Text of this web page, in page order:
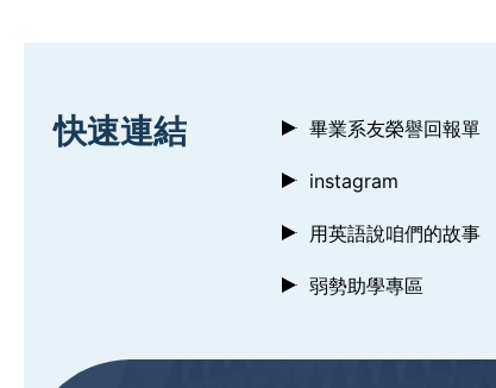
快速連結 畢業系友榮譽回報單
instagram
用英語說咱們的故事
弱勢助學專區